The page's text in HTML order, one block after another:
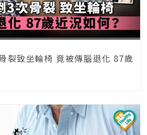
裂致坐輪椅 竟被傳腦退化 87歲